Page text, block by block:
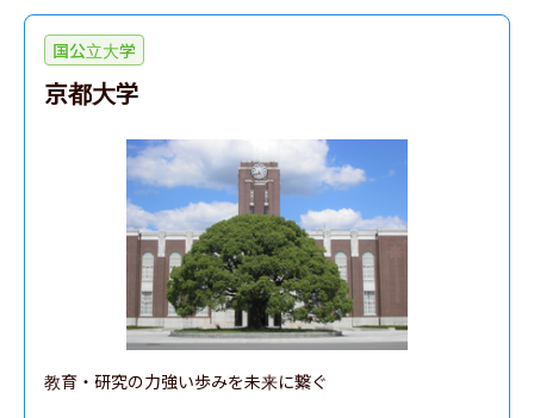
国公立大学
京都大学
教育・研究の力強い歩みを未来に繋ぐ